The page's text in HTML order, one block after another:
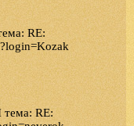
RE:
RE: